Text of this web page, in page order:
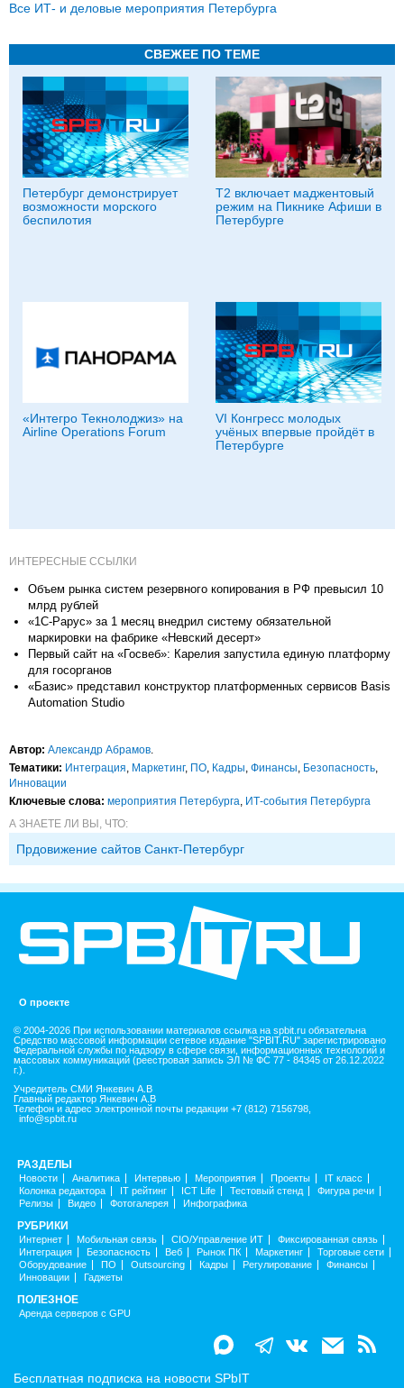
Все ИТ- и деловые мероприятия Петербурга
СВЕЖЕЕ ПО ТЕМЕ
Петербург демонстрирует
возможности морского
беспилотия
Т2 включает маджентовый
режим на Пикнике Афиши в
Петербурге
«Интегро Текнолоджиз» на
Airline Operations Forum
VI Конгресс молодых
учёных впервые пройдёт в
Петербурге
ИНТЕРЕСНЫЕ ССЫЛКИ
Объем рынка систем резервного копирования в РФ превысил 10
млрд рублей
«1С-Рарус» за 1 месяц внедрил систему обязательной
маркировки на фабрике «Невский десерт»
Первый сайт на «Госвеб»: Карелия запустила единую платформу
для госорганов
«Базис» представил конструктор платформенных сервисов Basis
Automation Studio
Автор: Александр Абрамов.
Тематики: Интеграция, Маркетинг, ПО, Кадры, Финансы, Безопасность,
Инновации
Ключевые слова: мероприятия Петербурга, ИТ-события Петербурга
А ЗНАЕТЕ ЛИ ВЫ, ЧТО:
Прдовижение сайтов Санкт-Петербург
О проекте
© 2004-2026 При использовании материалов ссылка на spbit.ru обязательна
Средство массовой информации сетевое издание "SPBIT.RU" зарегистрировано
Федеральной службы по надзору в сфере связи, информационных технологий и
массовых коммуникаций (реестровая запись ЭЛ № ФС 77 - 84345 от 26.12.2022
г.).
Учредитель СМИ Янкевич А.В
Главный редактор Янкевич А.В
Телефон и адрес электронной почты редакции +7 (812) 7156798,
info@spbit.ru
РАЗДЕЛЫ
Новости Аналитика Интервью Мероприятия Проекты
IT класс
Колонка редактора
IT рейтинг ICT Life Тестовый стенд
Фигура речи
Релизы
Видео Фотогалерея Инфографика
РУБРИКИ
Интернет Мобильная связь CIO/Управление ИТ
Фиксированная связь
Интеграция
Безопасность Веб Рынок ПК Маркетинг
Торговые сети
Оборудование
ПО Outsourcing Кадры Регулирование
Финансы
Инновации
Гаджеты
ПОЛЕЗНОЕ
Аренда серверов с GPU
Бесплатная подписка на новости SPbIT